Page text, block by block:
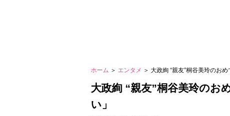
ホーム ＞ エンタメ ＞ 大政絢 “親友”桐谷美玲のお
大政絢 “親友”桐谷美玲のお
い」